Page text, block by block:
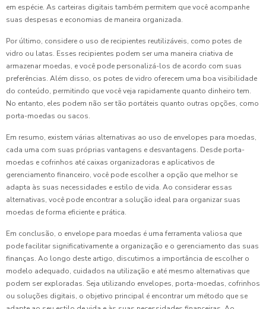
em espécie. As carteiras digitais também permitem que você acompanhe
suas despesas e economias de maneira organizada.
Por último, considere o uso de recipientes reutilizáveis, como potes de
vidro ou latas. Esses recipientes podem ser uma maneira criativa de
armazenar moedas, e você pode personalizá-los de acordo com suas
preferências. Além disso, os potes de vidro oferecem uma boa visibilidade
do conteúdo, permitindo que você veja rapidamente quanto dinheiro tem.
No entanto, eles podem não ser tão portáteis quanto outras opções, como
porta-moedas ou sacos.
Em resumo, existem várias alternativas ao uso de envelopes para moedas,
cada uma com suas próprias vantagens e desvantagens. Desde porta-
moedas e cofrinhos até caixas organizadoras e aplicativos de
gerenciamento financeiro, você pode escolher a opção que melhor se
adapta às suas necessidades e estilo de vida. Ao considerar essas
alternativas, você pode encontrar a solução ideal para organizar suas
moedas de forma eficiente e prática.
Em conclusão, o envelope para moedas é uma ferramenta valiosa que
pode facilitar significativamente a organização e o gerenciamento das suas
finanças. Ao longo deste artigo, discutimos a importância de escolher o
modelo adequado, cuidados na utilização e até mesmo alternativas que
podem ser exploradas. Seja utilizando envelopes, porta-moedas, cofrinhos
ou soluções digitais, o objetivo principal é encontrar um método que se